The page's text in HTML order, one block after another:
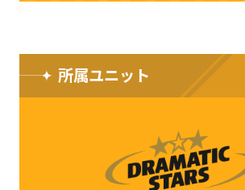
所属ユニット